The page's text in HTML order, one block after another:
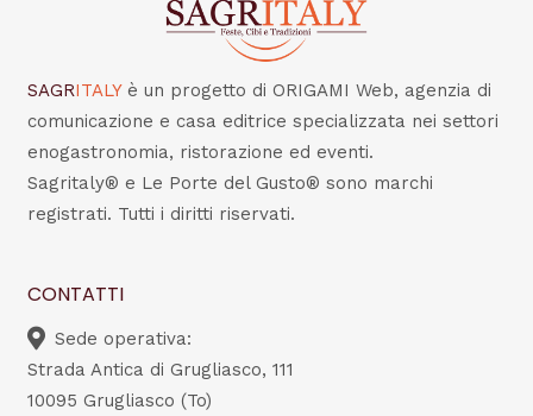
SAGRITALY è un progetto di ORIGAMI Web, agenzia di
comunicazione e casa editrice specializzata nei settori
enogastronomia, ristorazione ed eventi.
Sagritaly® e Le Porte del Gusto® sono marchi
registrati. Tutti i diritti riservati.
CONTATTI
Sede operativa:
Strada Antica di Grugliasco, 111
10095 Grugliasco (To)